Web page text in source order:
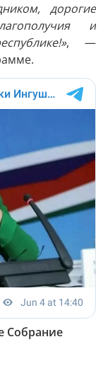
дорогие
и
, —
Собрание